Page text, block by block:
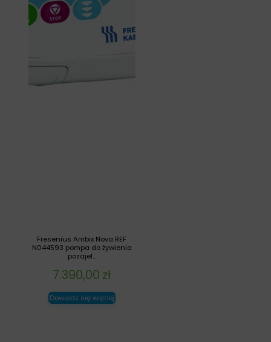
Fresenius Ambix Nova REF
N044593 pompa do żywienia
pozajel...
7.390,00 zł
Dowiedz się więcej